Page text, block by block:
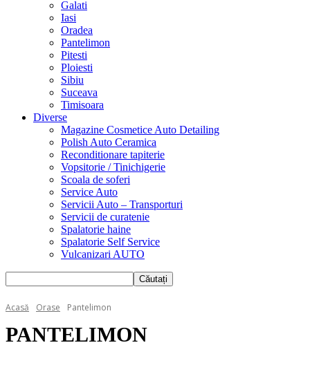
Galati
Iasi
Oradea
Pantelimon
Pitesti
Ploiesti
Sibiu
Suceava
Timisoara
Diverse
Magazine Cosmetice Auto Detailing
Polish Auto Ceramica
Reconditionare tapiterie
Vopsitorie / Tinichigerie
Scoala de soferi
Service Auto
Servicii Auto – Transporturi
Servicii de curatenie
Spalatorie haine
Spalatorie Self Service
Vulcanizari AUTO
Acasă Orase Pantelimon
PANTELIMON